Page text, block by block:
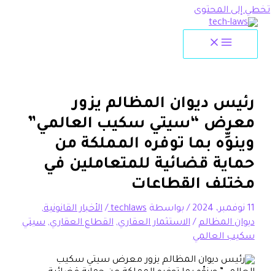
تخطي إلى المحتوى
رئيس ديوان المظالم يزور
معرض “سيتي سكيب العالمي”
وينوِّه بما توفره المملكة من
حماية قضائية للمتعاملين في
مختلف القطاعات
11 نوفمبر، 2024 / بواسطة techlaws
/الأخبار القانونية,
ديوان المظالم /الاستثمار العقاري,القطاع العقاري,سيتي
سكيب العالمي